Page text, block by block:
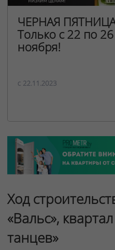
ЧЕРНАЯ
Только с 22 по 26
ноября!
c 22.11.2023
Ход
«Вальс»,
танцев»